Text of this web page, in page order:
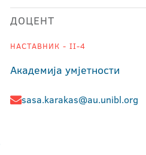
ДОЦЕНТ
НАСТАВНИК - II-4
Академија умјетности
sasa.karakas@au.unibl.org